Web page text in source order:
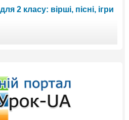
2 класу: вірші, пісні, ігри